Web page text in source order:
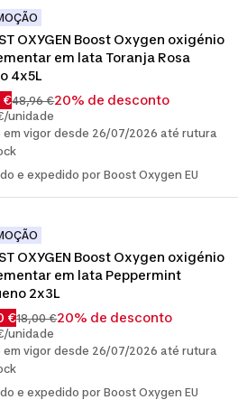
OXYGEN Boost Oxygen oxigénio
em lata Toranja Rosa
4x5L
€48,96 €20% de desconto
unidade
em vigor desde 26/07/2026 até rutura
e expedido por Boost Oxygen EU
OXYGEN Boost Oxygen oxigénio
em lata Peppermint
2x3L
€18,00 €20% de desconto
unidade
em vigor desde 26/07/2026 até rutura
e expedido por Boost Oxygen EU